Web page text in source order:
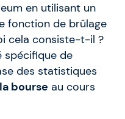
en utilisant un
fonction de brûlage
cela consiste-t-il ?
spécifique de
des statistiques
bourse au cours